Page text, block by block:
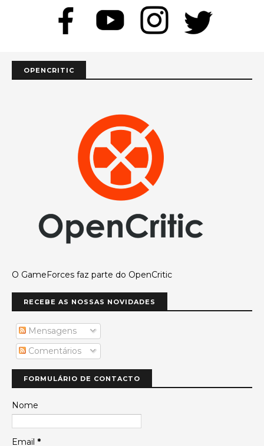
OPENCRITIC
O GameForces faz parte do OpenCritic
RECEBE AS NOSSAS NOVIDADES
Mensagens
Comentários
FORMULÁRIO DE CONTACTO
Nome
Email *